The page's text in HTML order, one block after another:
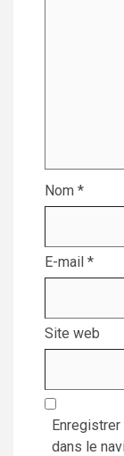
Nom *
E-mail *
Site web
dans le